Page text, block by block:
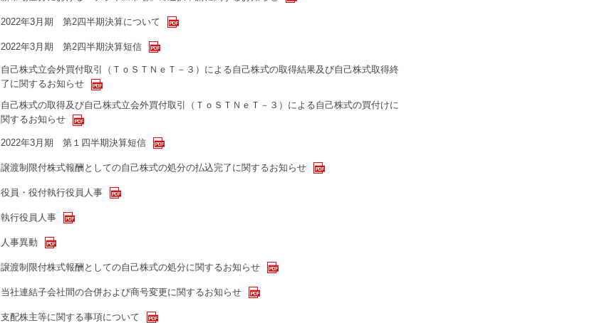
2022年3月期 第2四半期決算について
2022年3月期 第2四半期決算短信
自己株式立会外買付取引（ＴｏＳＴＮｅＴ－３）による自己株式の取得結果及び自己株式取得終
了に関するお知らせ
自己株式の取得及び自己株式立会外買付取引（ＴｏＳＴＮｅＴ－３）による自己株式の買付けに
関するお知らせ
2022年3月期 第１四半期決算短信
譲渡制限付株式報酬としての自己株式の処分の払込完了に関するお知らせ
役員・役付執行役員人事
執行役員人事
人事異動
譲渡制限付株式報酬としての自己株式の処分に関するお知らせ
当社連結子会社間の合併および商号変更に関するお知らせ
支配株主等に関する事項について